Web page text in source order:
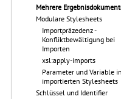
Mehrere
Modulare Stylesheets
Importpräzedenz -
Konfliktbewältigung bei
Importen
xsl:apply-imports
Parameter und Variable in
importierten Stylesheets
Schlüssel und Identifier